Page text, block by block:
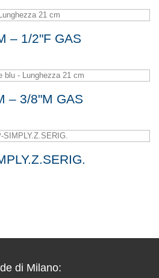
– 1/2"F GAS
– 3/8"M GAS
di Milano: